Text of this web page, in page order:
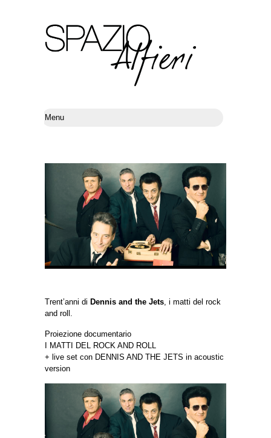
Trent’anni di Dennis and the Jets , i matti del rock
and roll.
Proiezione documentario
I MATTI DEL ROCK AND ROLL
+ live set con DENNIS AND THE JETS in acoustic
version